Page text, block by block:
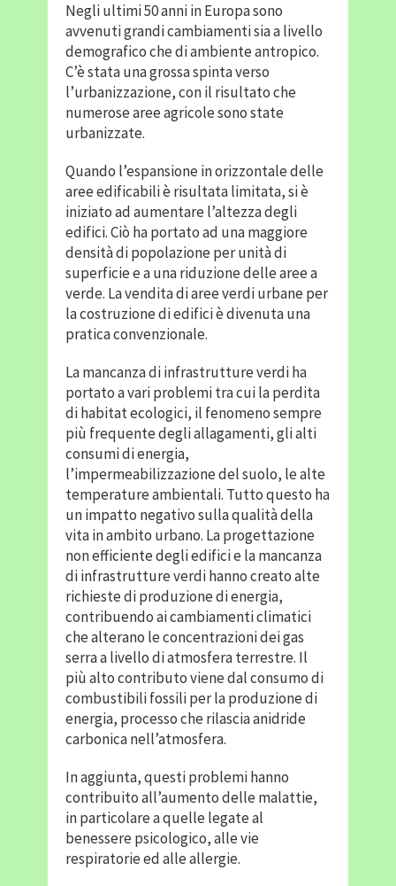
Negli ultimi 50 anni in Europa sono
avvenuti grandi cambiamenti sia a livello
demografico che di ambiente antropico.
C’è stata una grossa spinta verso
l’urbanizzazione, con il risultato che
numerose aree agricole sono state
urbanizzate.
Quando l’espansione in orizzontale delle
aree edificabili è risultata limitata, si è
iniziato ad aumentare l’altezza degli
edifici. Ciò ha portato ad una maggiore
densità di popolazione per unità di
superficie e a una riduzione delle aree a
verde. La vendita di aree verdi urbane per
la costruzione di edifici è divenuta una
pratica convenzionale.
La mancanza di infrastrutture verdi ha
portato a vari problemi tra cui la perdita
di habitat ecologici, il fenomeno sempre
più frequente degli allagamenti, gli alti
consumi di energia,
l’impermeabilizzazione del suolo, le alte
temperature ambientali. Tutto questo ha
un impatto negativo sulla qualità della
vita in ambito urbano. La progettazione
non efficiente degli edifici e la mancanza
di infrastrutture verdi hanno creato alte
richieste di produzione di energia,
contribuendo ai cambiamenti climatici
che alterano le concentrazioni dei gas
serra a livello di atmosfera terrestre. Il
più alto contributo viene dal consumo di
combustibili fossili per la produzione di
energia, processo che rilascia anidride
carbonica nell’atmosfera.
In aggiunta, questi problemi hanno
contribuito all’aumento delle malattie,
in particolare a quelle legate al
benessere psicologico, alle vie
respiratorie ed alle allergie.